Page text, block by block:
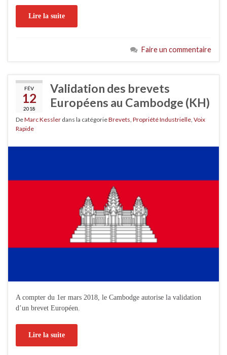
Lire la suite
Faire un commentaire
FÉV
12
2018
Validation des brevets
Européens au Cambodge (KH)
DeMarc Kessler dans la catégorieBrevets Propriété Industrielle Voix
Rapide
A compter du 1er mars 2018, le Cambodge autorise la validation
d’un brevet Européen.
Lire la suite